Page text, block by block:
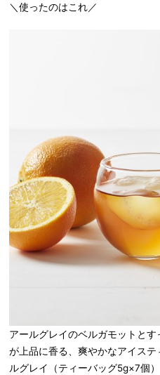
＼使ったのはこれ／
アールグレイのベルガモットと
が上品に香る、爽やかなアイス
ルグレイ（ティーバッグ5g×7個